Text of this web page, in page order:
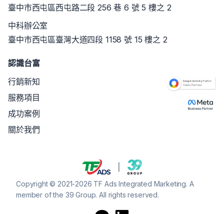
臺中市西屯區西屯路二段 256 巷 6 號 5 樓之 2
中科辦公室
臺中市西屯區臺灣大道四段 1158 號 15 樓之 2
認識台富
行銷新知
服務項目
成功案例
關於我們
Copyright © 2021-2026 TF Ads Integrated Marketing. A
member of the 39 Group. All rights reserved.